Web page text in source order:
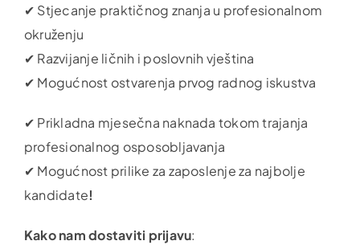
✔ Stjecanje praktičnog znanja u profesionalnom
okruženju
✔ Razvijanje ličnih i poslovnih vještina
✔ Mogućnost ostvarenja prvog radnog iskustva
✔ Prikladna mjesečna naknada tokom trajanja
profesionalnog osposobljavanja
✔ Mogućnost prilike za zaposlenje za najbolje
kandidate!
Kako nam dostaviti prijavu: